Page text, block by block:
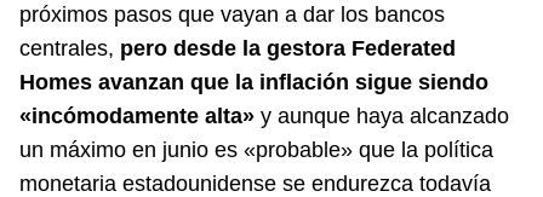
próximos pasos que vayan a dar los bancos
centrales, pero desde la gestora Federated
Homes avanzan que la inflación sigue siendo
«incómodamente alta» y aunque haya alcanzado
un máximo en junio es «probable» que la política
monetaria estadounidense se endurezca todavía